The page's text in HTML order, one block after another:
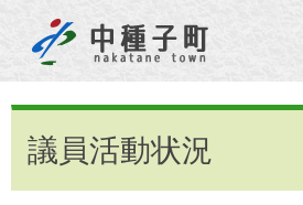
議員活動状況